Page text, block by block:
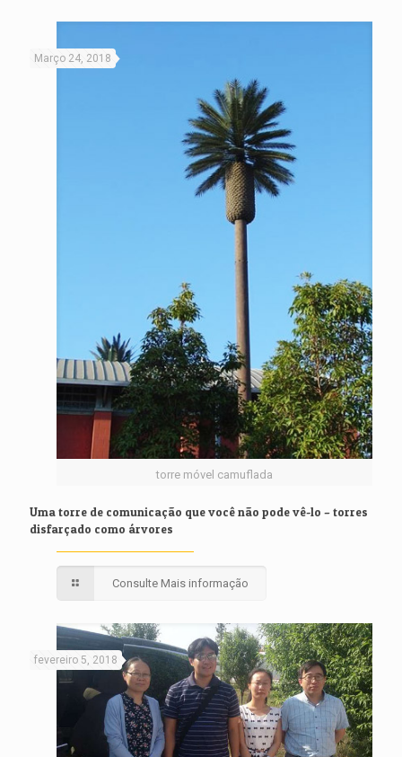
torre móvel camuflada
Março 24, 2018
Uma torre de comunicação que você não pode vê-lo – torres
disfarçado como árvores
Consulte Mais informação
fevereiro 5, 2018